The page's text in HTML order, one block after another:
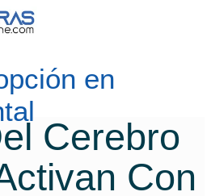
en
Cerebro
Con